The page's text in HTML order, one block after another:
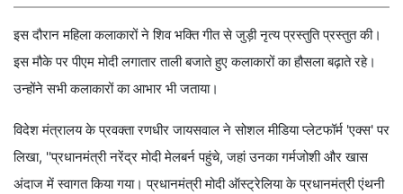
इस दौरान मह‍िला कलाकारों ने श‍िव भक्‍ति‍ गीत से जुड़ी नृत्‍य प्रस्‍तुति‍ प्रस्‍तुत की।
इस मौके पर पीएम मोदी लगातार ताली बजाते हुए कलाकारों का हौसला बढ़ाते रहे।
उन्होंने सभी कलाकारों का आभार भी जताया।
विदेश मंत्रालय के प्रवक्ता रणधीर जायसवाल ने सोशल मीडिया प्लेटफॉर्म 'एक्‍स' पर
लिखा, ''प्रधानमंत्री नरेंद्र मोदी मेलबर्न पहुंचे, जहां उनका गर्मजोशी और खास
अंदाज में स्वागत किया गया। प्रधानमंत्री मोदी ऑस्ट्रेलिया के प्रधानमंत्री एंथनी